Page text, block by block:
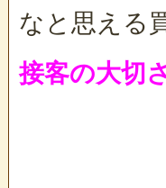
なと思える
接客の大切